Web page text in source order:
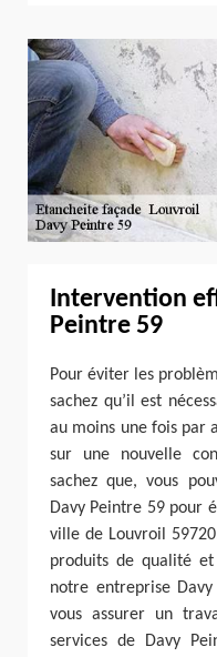
Intervention
Peintre 59
Pour éviter les
sachez qu’il est
au moins une fois par
sur une nouvelle
sachez que, vous
Davy Peintre 59 pour
ville de Louvroil
produits de qualité
notre entreprise
vous assurer un
services de Davy